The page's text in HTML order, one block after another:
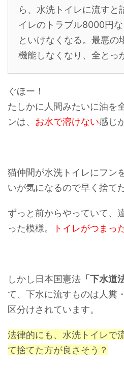
ら、水洗トイレに流すと
イレのトラブル8000円
といけなくなる。最悪の
機能しなくなり、全とっ
ぐほー！
たしかに人間みたいに油を
ンは、 お水で溶けない感じ
猫仲間が水洗トイレにフン
いが気になるので早く捨て
ずっと前からやっていて、
った模様。
トイレがつまっ
しかし日本国憲法 「下水道
て、下水に流すものは人糞
区分けされています。
法律的にも、水洗トイレで
て捨てた方が良さそう？